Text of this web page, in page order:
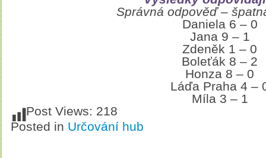
Správná odpověď –
Daniela 6 – 0
Jana 9 – 1
Zdeněk 1 – 0
Boleťák 8 – 2
Honza 8 – 0
Láďa Praha 4 –
Míla 3 – 1
Post Views: 218
Posted in Určování hub